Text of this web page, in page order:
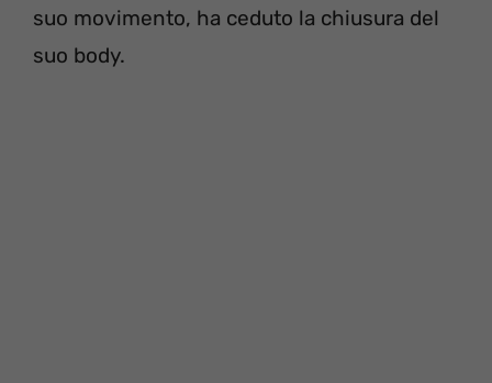
suo movimento, ha ceduto la chiusura del
suo body.